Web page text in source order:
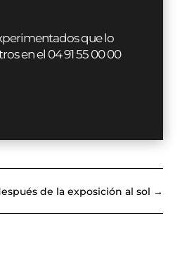
que lo
en el 04 91 55 00 00
de la exposición al sol →